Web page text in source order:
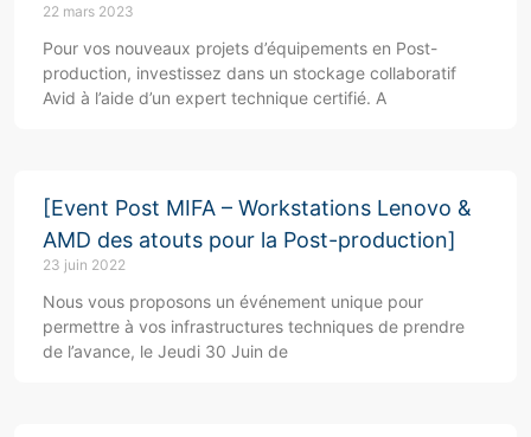
22 mars 2023
Pour vos nouveaux projets d’équipements en Post-
production, investissez dans un stockage collaboratif
Avid à l’aide d’un expert technique certifié. A
[Event Post MIFA – Workstations Lenovo &
AMD des atouts pour la Post-production]
23 juin 2022
Nous vous proposons un événement unique pour
permettre à vos infrastructures techniques de prendre
de l’avance, le Jeudi 30 Juin de